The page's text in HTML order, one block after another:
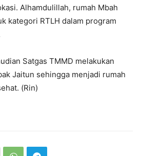
Alhamdulillah, rumah Mbah
kategori RTLH dalam program
Satgas TMMD melakukan
Jaitun sehingga menjadi rumah
(Rin)